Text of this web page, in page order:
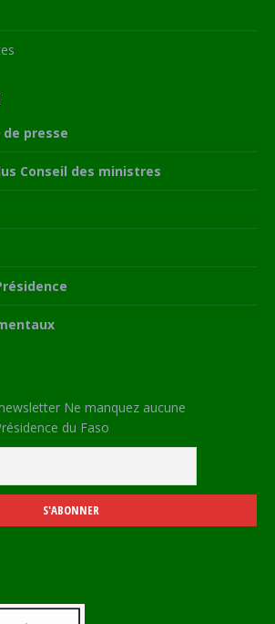
presse
Conseil des ministres
Ne manquez aucune
du Faso